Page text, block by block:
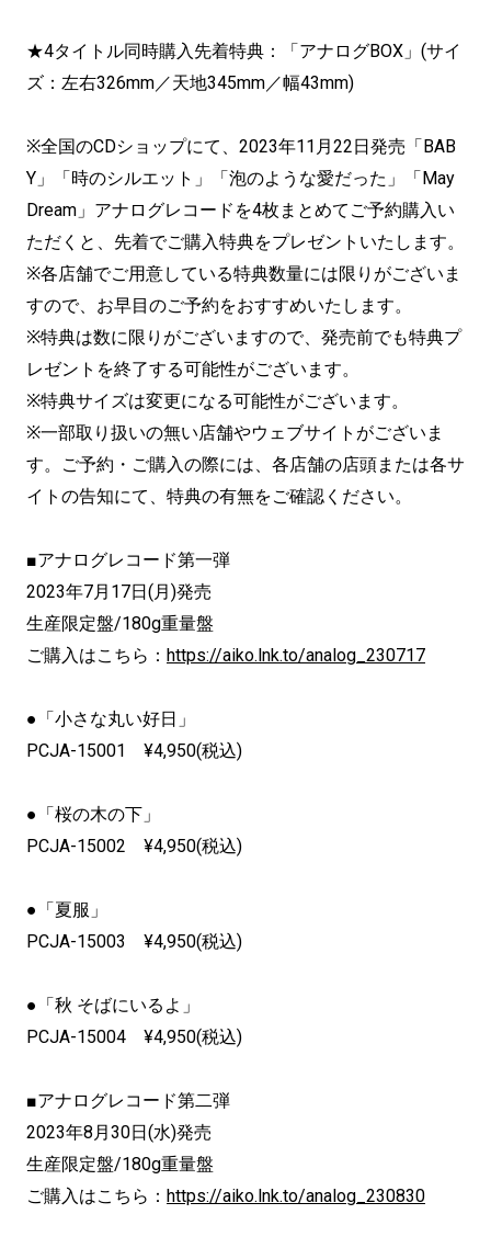
★4タイトル同時購入先着特典：「アナログBOX」(サイ
ズ：左右326mm／天地345mm／幅43mm)
※全国のCDショップにて、2023年11月22日発売「BAB
Y」「時のシルエット」「泡のような愛だった」「May
Dream」アナログレコードを4枚まとめてご予約購入い
ただくと、先着でご購入特典をプレゼントいたします。
※各店舗でご用意している特典数量には限りがございま
すので、お早目のご予約をおすすめいたします。
※特典は数に限りがございますので、発売前でも特典プ
レゼントを終了する可能性がございます。
※特典サイズは変更になる可能性がございます。
※一部取り扱いの無い店舗やウェブサイトがございま
す。ご予約・ご購入の際には、各店舗の店頭または各サ
イトの告知にて、特典の有無をご確認ください。
■アナログレコード第一弾
2023年7月17日(月)発売
生産限定盤/180g重量盤
ご購入はこちら： https://aiko.lnk.to/analog_230717
●「小さな丸い好日」
PCJA-15001 ¥4,950(税込)
●「桜の木の下」
PCJA-15002 ¥4,950(税込)
●「夏服」
PCJA-15003 ¥4,950(税込)
●「秋 そばにいるよ」
PCJA-15004 ¥4,950(税込)
■アナログレコード第二弾
2023年8月30日(水)発売
生産限定盤/180g重量盤
ご購入はこちら： https://aiko.lnk.to/analog_230830